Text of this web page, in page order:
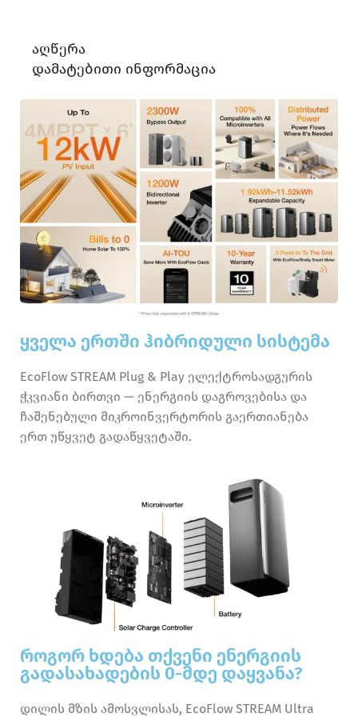
Აღწერა
Დამატებითი Ინფორმაცია
ყველა ერთში ჰიბრიდული სისტემა
EcoFlow STREAM Plug & Play ელექტროსადგურის
ჭკვიანი ბირთვი — ენერგიის დაგროვებისა და
ჩაშენებული მიკროინვერტორის გაერთიანება
ერთ უწყვეტ გადაწყვეტაში.
როგორ ხდება თქვენი ენერგიის
გადასახადების 0-მდე დაყვანა?
დილის მზის ამოსვლისას, EcoFlow STREAM Ultra